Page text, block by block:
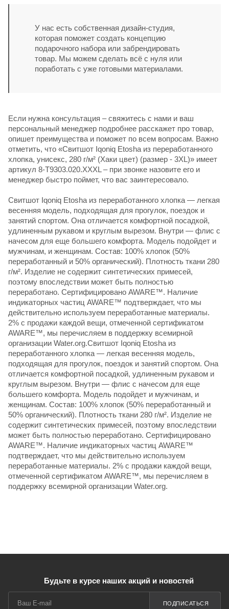
У нас есть собственная дизайн-студия,
которая поможет создать концепцию
подарочного набора или забрендировать
товар. Мы можем сделать всё с нуля или
поработать с уже готовыми материалами.
Если нужна консультация – свяжитесь с нами и ваш
персональный менеджер подробнее расскажет про товар,
опишет преимущества и поможет по всем вопросам. Важно
отметить, что «Свитшот Iqoniq Etosha из переработанного
хлопка, унисекс, 280 г/м² (Хаки цвет) (размер - 3XL)» имеет
артикул 8-T9303.020.XXXL – при звонке назовите его и
менеджер быстро поймет, что вас заинтересовало.
Свитшот Iqoniq Etosha из переработанного хлопка — легкая
весенняя модель, подходящая для прогулок, поездок и
занятий спортом. Она отличается комфортной посадкой,
удлиненным рукавом и круглым вырезом. Внутри — флис с
начесом для еще большего комфорта. Модель подойдет и
мужчинам, и женщинам. Состав: 100% хлопок (50%
переработанный и 50% органический). Плотность ткани 280
г/м². Изделие не содержит синтетических примесей,
поэтому впоследствии может быть полностью
переработано. Сертифицировано AWARE™. Наличие
индикаторных частиц AWARE™ подтверждает, что мы
действительно используем переработанные материалы.
2% с продажи каждой вещи, отмеченной сертификатом
AWARE™, мы перечисляем в поддержку всемирной
организации Water.org.Свитшот Iqoniq Etosha из
переработанного хлопка — легкая весенняя модель,
подходящая для прогулок, поездок и занятий спортом. Она
отличается комфортной посадкой, удлиненным рукавом и
круглым вырезом. Внутри — флис с начесом для еще
большего комфорта. Модель подойдет и мужчинам, и
женщинам. Состав: 100% хлопок (50% переработанный и
50% органический). Плотность ткани 280 г/м². Изделие не
содержит синтетических примесей, поэтому впоследствии
может быть полностью переработано. Сертифицировано
AWARE™. Наличие индикаторных частиц AWARE™
подтверждает, что мы действительно используем
переработанные материалы. 2% с продажи каждой вещи,
отмеченной сертификатом AWARE™, мы перечисляем в
поддержку всемирной организации Water.org.
Будьте в курсе наших акций и новостей
ПОДПИСАТЬСЯ